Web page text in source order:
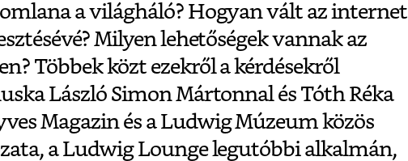
a világháló? Hogyan vált az internet
Milyen lehetőségek vannak az
Többek közt ezekről a kérdésekről
László Simon Mártonnal és Tóth Réka
Magazin és a Ludwig Múzeum közös
a Ludwig Lounge legutóbbi alkalmán,